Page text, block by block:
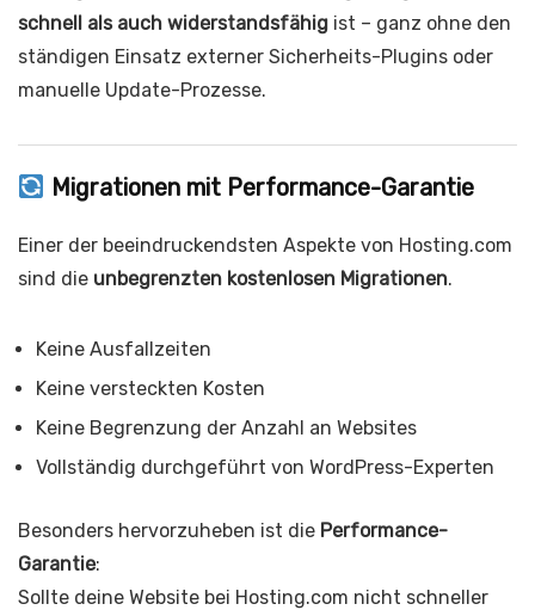
schnell als auch widerstandsfähig ist – ganz ohne den
ständigen Einsatz externer Sicherheits-Plugins oder
manuelle Update-Prozesse.
Migrationen mit Performance-Garantie
Einer der beeindruckendsten Aspekte von Hosting.com
sind die unbegrenzten kostenlosen Migrationen.
Keine Ausfallzeiten
Keine versteckten Kosten
Keine Begrenzung der Anzahl an Websites
Vollständig durchgeführt von WordPress-Experten
Besonders hervorzuheben ist die Performance-
Garantie:
Sollte deine Website bei Hosting.com nicht schneller